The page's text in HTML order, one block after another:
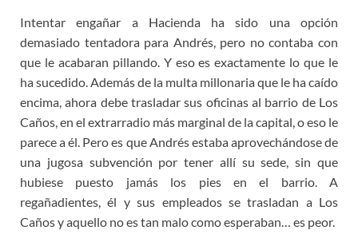
Intentar engañar a Hacienda ha sido una opción
demasiado tentadora para Andrés, pero no contaba con
que le acabaran pillando. Y eso es exactamente lo que le
ha sucedido. Además de la multa millonaria que le ha caído
encima, ahora debe trasladar sus oficinas al barrio de Los
Caños, en el extrarradio más marginal de la capital, o eso le
parece a él. Pero es que Andrés estaba aprovechándose de
una jugosa subvención por tener allí su sede, sin que
hubiese puesto jamás los pies en el barrio. A
regañadientes, él y sus empleados se trasladan a Los
Caños y aquello no es tan malo como esperaban… es peor.